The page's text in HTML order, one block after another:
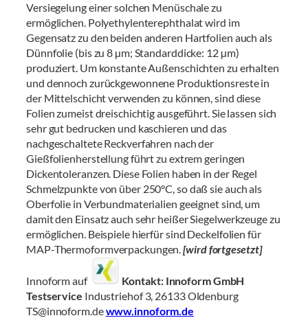
Versiegelung einer solchen Menüschale zu
ermöglichen. Polyethylenterephthalatwird im
Gegensatz zu den beiden anderen Hartfolien auch als
Dünnfolie (bis zu 8 µm; Standarddicke: 12 µm)
produziert. Um konstante Außenschichten zu erhalten
und dennoch zurückgewonnene Produktionsreste in
der Mittelschicht verwenden zu können, sind diese
Folien zumeist dreischichtig ausgeführt. Sie lassen sich
sehr gut bedrucken und kaschieren und das
nachgeschaltete Reckverfahren nach der
Gießfolienherstellung führt zu extrem geringen
Dickentoleranzen. Diese Folien haben in der Regel
Schmelzpunkte von über 250°C, so daß sie auch als
Oberfolie in Verbundmaterialien geeignet sind, um
damit den Einsatz auch sehr heißer Siegelwerkzeuge zu
ermöglichen. Beispiele hierfür sind Deckelfolien für
MAP-Thermoformverpackungen.[wird fortgesetzt]
Innoform auf Kontakt: Innoform GmbH
Testservice Industriehof 3, 26133 Oldenburg
TS@innoform.dewww.innoform.de